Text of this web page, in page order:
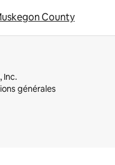
County
Inc.
générales